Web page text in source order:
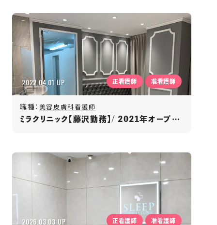
2022.04.01 UP 正看護師 准看護師
職種： 美容皮膚科看護師
ミラクリニック【藤沢勤務】/ 2021年オープンの医療脱毛クリニック
2026.03.03 UP 正看護師 准看護師